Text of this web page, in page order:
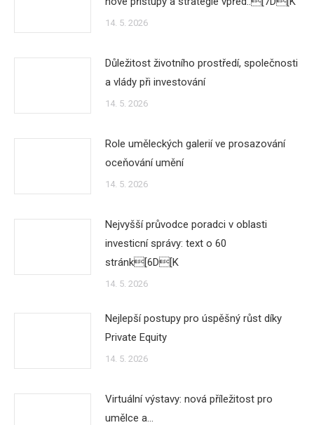
14. 5. 2026
Důležitost životního prostředí, společnosti
a vlády při investování
14. 5. 2026
Role uměleckých galerií ve prosazování
oceňování umění
14. 5. 2026
Nejvyšší průvodce poradci v oblasti
investicní správy: text o 60
stránk[6D[K
14. 5. 2026
Nejlepší postupy pro úspěšný růst díky
Private Equity
14. 5. 2026
Virtuální výstavy: nová příležitost pro
umělce a…